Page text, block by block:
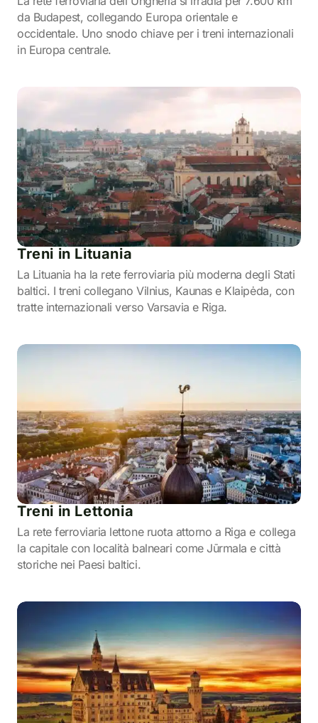
da Budapest, collegando Europa orientale e
occidentale. Uno snodo chiave per i treni internazionali
in Europa centrale.
Treni in Lituania
La Lituania ha la rete ferroviaria più moderna degli Stati
baltici. I treni collegano Vilnius, Kaunas e Klaipėda, con
tratte internazionali verso Varsavia e Riga.
Treni in Lettonia
La rete ferroviaria lettone ruota attorno a Riga e collega
la capitale con località balneari come Jūrmala e città
storiche nei Paesi baltici.